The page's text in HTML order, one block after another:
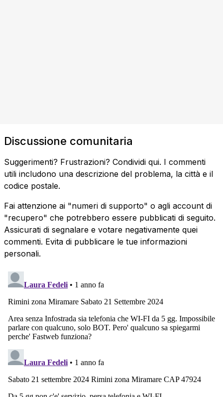
Discussione comunitaria
Suggerimenti? Frustrazioni? Condividi qui. I commenti
utili includono una descrizione del problema, la città e il
codice postale.
Fai attenzione ai "numeri di supporto" o agli account di
"recupero" che potrebbero essere pubblicati di seguito.
Assicurati di segnalare e votare negativamente quei
commenti. Evita di pubblicare le tue informazioni
personali.